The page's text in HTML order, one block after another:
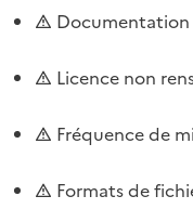
Licence non
Fréquence de
Formats de